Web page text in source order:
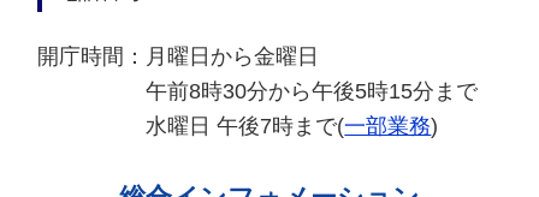
開庁時間： 月曜日から金曜日
午前8時30分から午後5時15分まで
水曜日 午後7時まで(一部業務)